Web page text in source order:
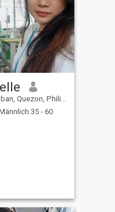
Quezon, Philippinen
35 - 60